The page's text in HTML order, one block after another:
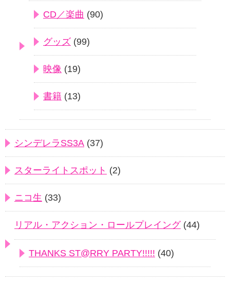
CD／楽曲 (90)
グッズ (99)
映像 (19)
書籍 (13)
シンデレラSS3A (37)
スターライトスポット (2)
ニコ生 (33)
リアル・アクション・ロールプレイング(44)
THANKS ST@RRY PARTY!!!!! (40)